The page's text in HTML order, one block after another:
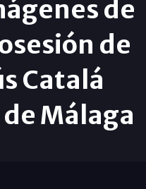
de
de
Catalá
Málaga